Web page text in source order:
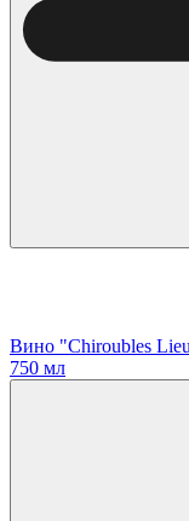
Вино "Chiroubles
750 мл